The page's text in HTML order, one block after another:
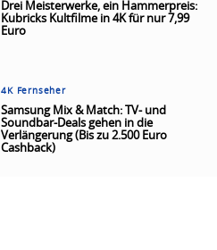
Drei Meisterwerke, ein Hammerpreis:
Kubricks Kultfilme in 4K für nur 7,99
Euro
4K Fernseher
Samsung Mix & Match: TV- und
Soundbar-Deals gehen in die
Verlängerung (Bis zu 2.500 Euro
Cashback)